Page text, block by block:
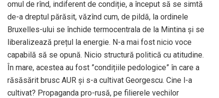
omul de rînd, indiferent de condiție, a început să se simtă
de-a dreptul părăsit, văzînd cum, de pildă, la ordinele
Bruxelles-ului se închide termocentrala de la Mintina și se
liberalizează prețul la energie. N-a mai fost nicio voce
capabilă să se opună. Nicio structură politică cu atitudine.
În mare, acestea au fost ”condițiile pedologice” în care a
răsăsărit brusc AUR și s-a cultivat Georgescu. Cine l-a
cultivat? Propaganda pro-rusă, pe filierele vechilor